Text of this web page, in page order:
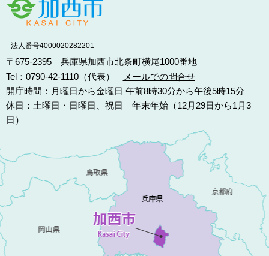
法人番号4000020282201
〒675-2395 兵庫県加西市北条町横尾1000番地
Tel：0790-42-1110（代表）
メールでの問合せ
開庁時間：月曜日から金曜日 午前8時30分から午後5時15分
休日：土曜日・日曜日、祝日 年末年始（12月29日から1月3
日）